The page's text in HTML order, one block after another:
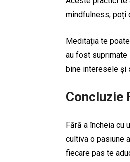
mindfulness, poți
Meditația te
au fost suprimate
bine interesele și
Concluzie
Fără a încheia cu
cultiva o pasiune
fiecare pas te